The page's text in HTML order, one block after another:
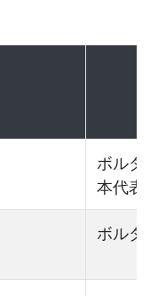
ボル
本代表
ボル